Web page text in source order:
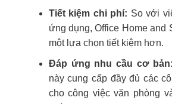
Tiết kiệm chi phí: So với
ứng dụng, Office Home and
một lựa chọn tiết kiệm hơn.
Đáp ứng nhu cầu cơ bản:
này cung cấp đầy đủ các
cho công việc văn phòng